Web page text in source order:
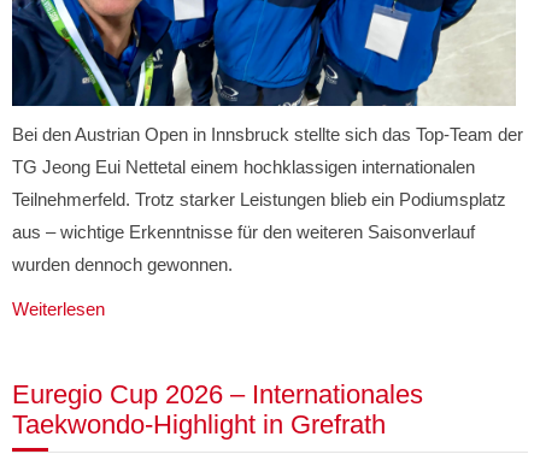
Bei den Austrian Open in Innsbruck stellte sich das Top-Team der
TG Jeong Eui Nettetal einem hochklassigen internationalen
Teilnehmerfeld. Trotz starker Leistungen blieb ein Podiumsplatz
aus – wichtige Erkenntnisse für den weiteren Saisonverlauf
wurden dennoch gewonnen.
Weiterlesen
Euregio Cup 2026 – Internationales
Taekwondo-Highlight in Grefrath